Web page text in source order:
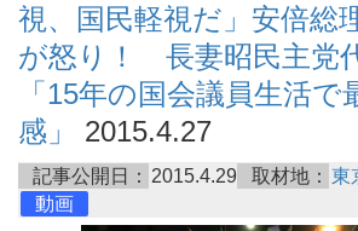
視、国民軽視だ」安倍総
が怒り！ 長妻昭民主党
「15年の国会議員生活で
感」
2015.4.27
記事公開日： 2015.4.29 取材地： 東
動画